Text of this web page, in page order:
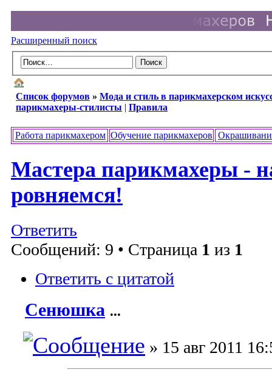
Расширенный поиск
Список форумов » Мода и стиль в парикмахерском
парикмахеры-стилисты | Правила
Работа парикмахером Обучение парикмахеров
Мастера парикмахеры -
ровняемся!
Ответить
Сообщений: 9 • Страница 1 из 1
Ответить с цитатой
Сенюшка ...
» 15 авг 2011